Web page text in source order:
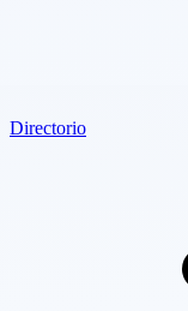
Directorio